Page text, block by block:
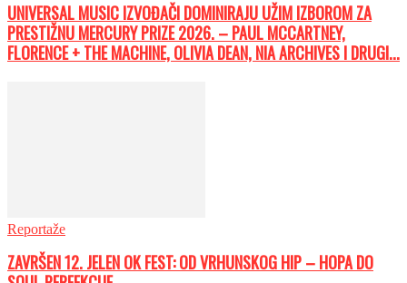
UNIVERSAL MUSIC IZVOĐAČI DOMINIRAJU UŽIM IZBOROM ZA
PRESTIŽNU MERCURY PRIZE 2026. – PAUL MCCARTNEY,
FLORENCE + THE MACHINE, OLIVIA DEAN, NIA ARCHIVES I DRUGI...
Reportaže
ZAVRŠEN 12. JELEN OK FEST: OD VRHUNSKOG HIP – HOPA DO